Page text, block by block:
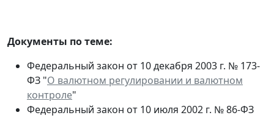
Документы по теме:
Федеральный закон от 10 декабря 2003 г. № 173-
ФЗ "О валютном регулировании и валютном
контроле"
Федеральный закон от 10 июля 2002 г. № 86-ФЗ